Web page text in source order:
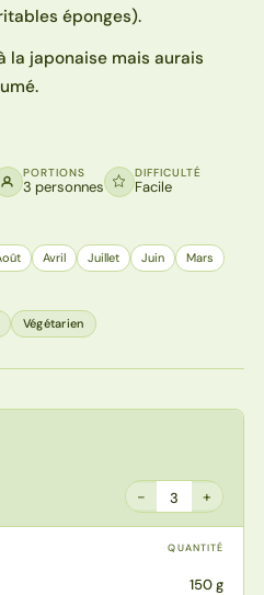
éponges).
la japonaise mais aurais
PORTIONS
3 personnes
DIFFICULTÉ
Facile
Avril Juillet Juin
Mars
Végétarien
− 3 +
QUANTITÉ
150 g